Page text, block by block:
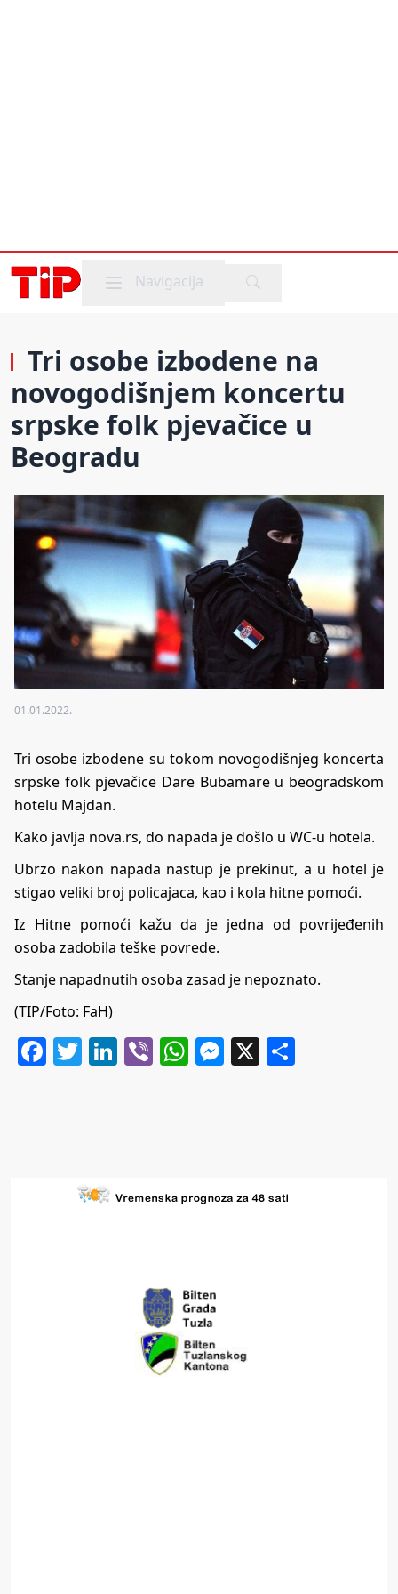
Mobile menu
Navigacija
Tri osobe izbodene na
novogodišnjem koncertu
srpske folk pjevačice u
Beogradu
01.01.2022.
Tri osobe izbodene su tokom novogodišnjeg koncerta
srpske folk pjevačice Dare Bubamare u beogradskom
hotelu Majdan.
Kako javlja nova.rs, do napada je došlo u WC-u hotela.
Ubrzo nakon napada nastup je prekinut, a u hotel je
stigao veliki broj policajaca, kao i kola hitne pomoći.
Iz Hitne pomoći kažu da je jedna od povrijeđenih
osoba zadobila teške povrede.
Stanje napadnutih osoba zasad je nepoznato.
(TIP/Foto: FaH)
Facebook
Twitter
LinkedIn
ViberWhatsApp
Messenger
X